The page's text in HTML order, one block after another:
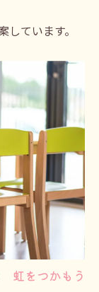
ています。
虹をつかもう